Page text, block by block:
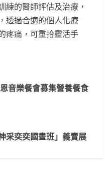
練的醫師評估及治療，
透過合適的個人化療
疼痛，可重拾靈活手
音樂餐會募集營養餐食
采奕奕國畫班」義賣展